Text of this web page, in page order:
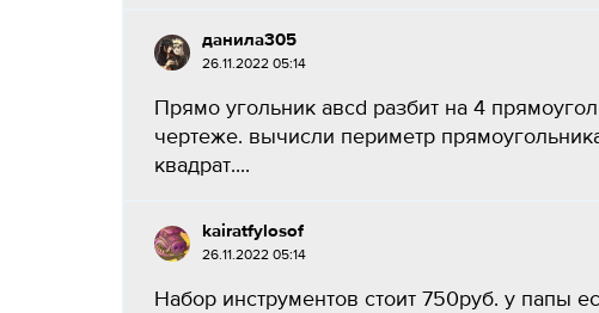
данила305
26.11.2022 05:14
Прямо угольник авcd разбит на 4
чертеже. вычисли периметр
квадрат....
kairatfylosof
26.11.2022 05:14
Набор инструментов стоит 750руб. у папы